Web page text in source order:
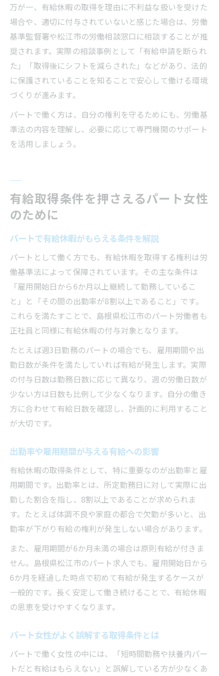
万が一、有給休暇の取得を理由に不利益な扱いを受けた
場合や、適切に付与されていないと感じた場合は、労働
基準監督署や松江市の労働相談窓口に相談することが推
奨されます。実際の相談事例として「有給申請を断られ
た」「取得後にシフトを減らされた」などがあり、法的
に保護されていることを知ることで安心して働ける環境
づくりが進みます。
パートで働く方は、自分の権利を守るためにも、労働基
準法の内容を理解し、必要に応じて専門機関のサポート
を活用しましょう。
有給取得条件を押さえるパート女性
のために
パートで有給休暇がもらえる条件を解説
パートとして働く方でも、有給休暇を取得する権利は労
働基準法によって保障されています。その主な条件は
「雇用開始日から6か月以上継続して勤務しているこ
と」と「その間の出勤率が8割以上であること」です。
これらを満たすことで、島根県松江市のパート労働者も
正社員と同様に有給休暇の付与対象となります。
たとえば週3日勤務のパートの場合でも、雇用期間や出
勤日数が条件を満たしていれば有給が発生します。実際
の付与日数は勤務日数に応じて異なり、週の労働日数が
少ない方は日数も比例して少なくなります。自分の働き
方に合わせて有給日数を確認し、計画的に利用すること
が大切です。
出勤率や雇用期間が与える有給への影響
有給休暇の取得条件として、特に重要なのが出勤率と雇
用期間です。出勤率とは、所定勤務日に対して実際に出
勤した割合を指し、8割以上であることが求められま
す。たとえば体調不良や家庭の都合で欠勤が多いと、出
勤率が下がり有給の権利が発生しない場合があります。
また、雇用期間が6か月未満の場合は原則有給が付きま
せん。島根県松江市のパート求人でも、雇用開始日から
6か月を経過した時点で初めて有給が発生するケースが
一般的です。長く安定して働き続けることで、有給休暇
の恩恵を受けやすくなります。
パート女性がよく誤解する取得条件とは
パートで働く女性の中には、「短時間勤務や扶養内パー
トだと有給はもらえない」と誤解している方が少なくあ